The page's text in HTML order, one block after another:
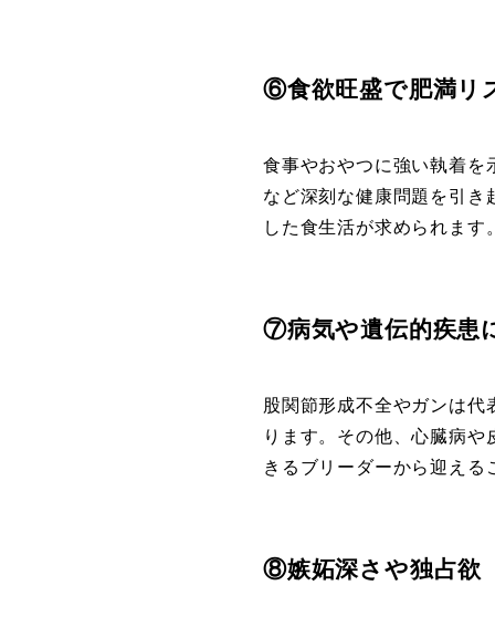
⑥食欲旺盛で肥満リ
食事やおやつに強い執着を
など深刻な健康問題を引き
した食生活が求められます
⑦病気や遺伝的疾患
股関節形成不全やガンは
ります。その他、心臓病
きるブリーダーから迎える
⑧嫉妬深さや独占欲